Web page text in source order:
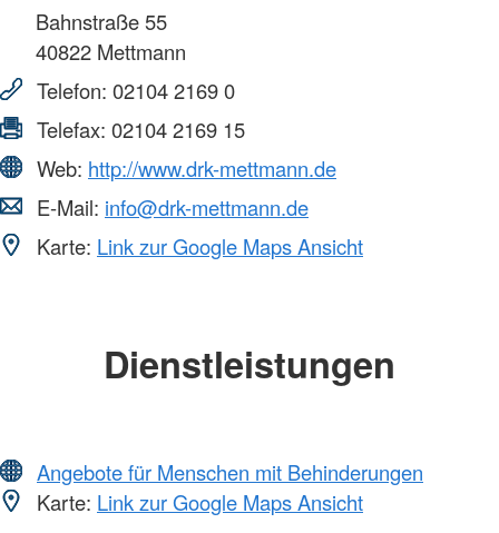
Bahnstraße 55
40822 Mettmann
Telefon: 02104 2169 0
Telefax: 02104 2169 15
Web: http://www.drk-mettmann.de
E-Mail: info@drk-mettmann.de
Karte: Link zur Google Maps Ansicht
Dienstleistungen
Angebote für Menschen mit Behinderungen
Karte: Link zur Google Maps Ansicht